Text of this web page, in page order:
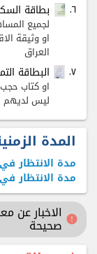
٦. بطاقة
لجميع
او وثيقة
العراق
٧. البطاقة
او كتاب حجب
ليس لديهم
المدة
مدة الانتظار
مدة الانتظار
error الاخبار عن
صحيحة